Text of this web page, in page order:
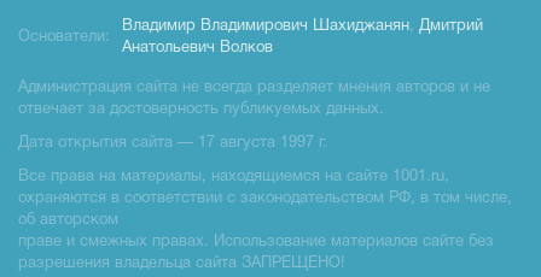
Основатели:
Владимир Владимирович Шахиджанян, Дмитрий
Анатольевич Волков
Администрация сайта не всегда разделяет мнения авторов и не
отвечает за достоверность публикуемых данных.
Дата открытия сайта — 17 августа 1997 г.
Все права на материалы, находящиемся на сайте 1001.ru,
охраняются в соответствии с законодательством РФ, в том числе,
об авторском
праве и смежных правах. Использование материалов сайте без
разрешения владельца сайта ЗАПРЕЩЕНО!